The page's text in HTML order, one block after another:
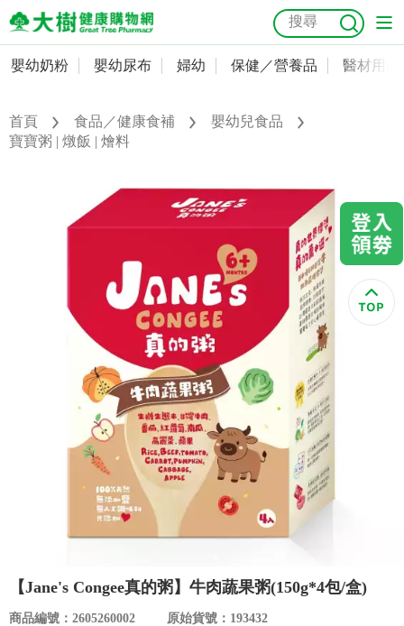
嬰幼奶粉
嬰幼尿布
保健／營養品
美容／個人清潔
食品／健康食補
關於我們
抗菌 尿布 大樹獨家 益生菌 魚油 幼兒米餅
會員資料及密碼修改
常用收件人清單
購物金查詢
嬰幼奶粉 嬰幼尿布 婦幼 保健／營養品 醫材用品
首頁 食品／健康食補
嬰幼兒食品
寶寶粥 | 燉飯 | 燴料
【Jane's Congee真的粥】牛肉蔬果粥(150g*4包/盒)
商品編號：2605260002 原始貨號：193432